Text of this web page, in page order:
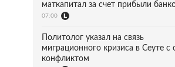
маткапитал за счет прибыли
07:00
Политолог указал на связь
миграционного кризиса в Сеуте с
конфликтом